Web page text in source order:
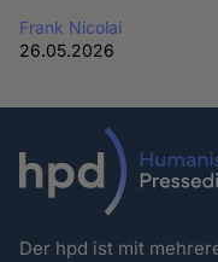
Frank Nicolai
26.05.2026
Der hpd ist mit